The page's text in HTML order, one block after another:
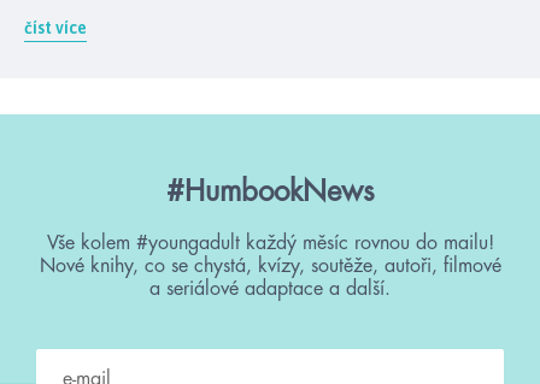
číst více
#HumbookNews
Vše kolem #youngadult každý měsíc rovnou do mailu!
Nové knihy, co se chystá, kvízy, soutěže, autoři, filmové
a seriálové adaptace a další.